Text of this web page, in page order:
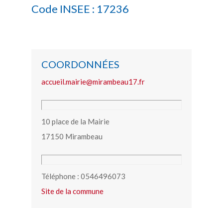
Code INSEE : 17236
COORDONNÉES
accueil.mairie@mirambeau17.fr
10 place de la Mairie
17150 Mirambeau
Téléphone : 0546496073
Site de la commune